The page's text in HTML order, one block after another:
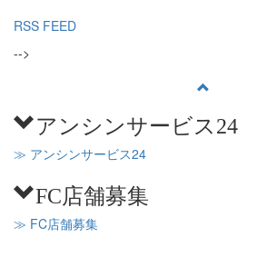
RSS FEED
-->
アンシンサービス24
≫ アンシンサービス24
FC店舗募集
≫ FC店舗募集